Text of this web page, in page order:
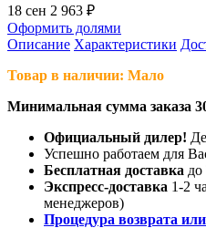
18 сен 2 963 ₽
Оформить долями
Описание Характеристики
Товар в наличии: Мало
Минимальная сумма заказа
Официальный дилер!
Успешно работаем для
Бесплатная доставка
Экспресс-доставка 1-2
менеджеров)
Процедура возврата